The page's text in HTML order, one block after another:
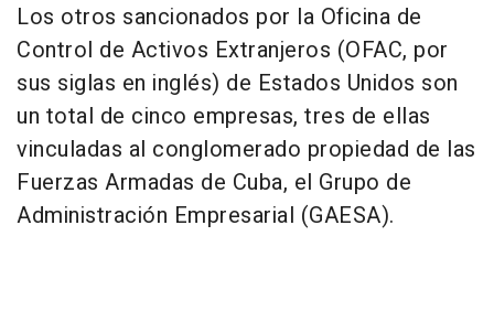
Los otros sancionados por la Oficina de
Control de Activos Extranjeros (OFAC, por
sus siglas en inglés) de Estados Unidos son
un total de cinco empresas, tres de ellas
vinculadas al conglomerado propiedad de las
Fuerzas Armadas de Cuba, el Grupo de
Administración Empresarial (GAESA).